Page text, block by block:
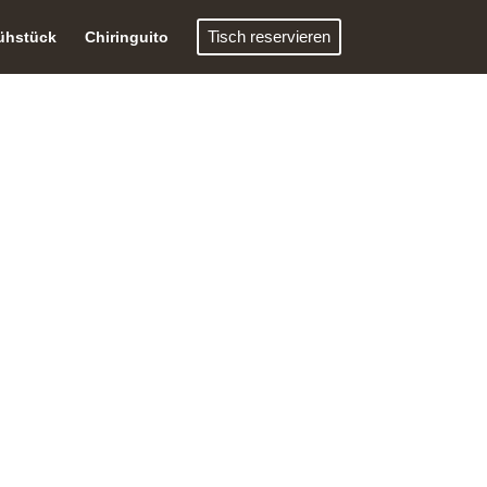
Chiringuito Tisch reservieren